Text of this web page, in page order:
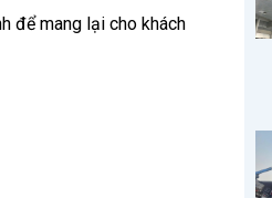
để mang lại cho khách